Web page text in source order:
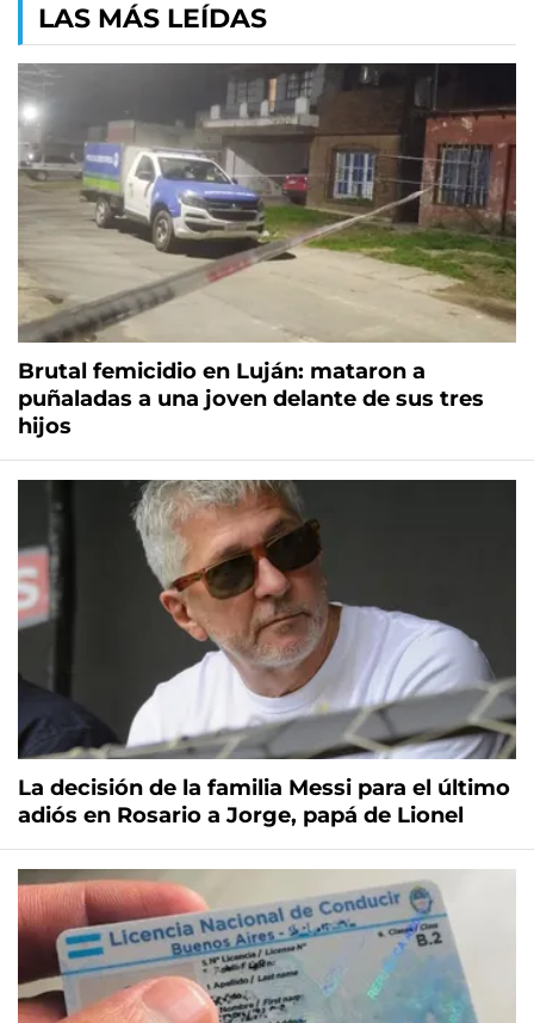
LAS MÁS LEÍDAS
Brutal femicidio en Luján: mataron a
puñaladas a una joven delante de sus tres
hijos
La decisión de la familia Messi para el último
adiós en Rosario a Jorge, papá de Lionel